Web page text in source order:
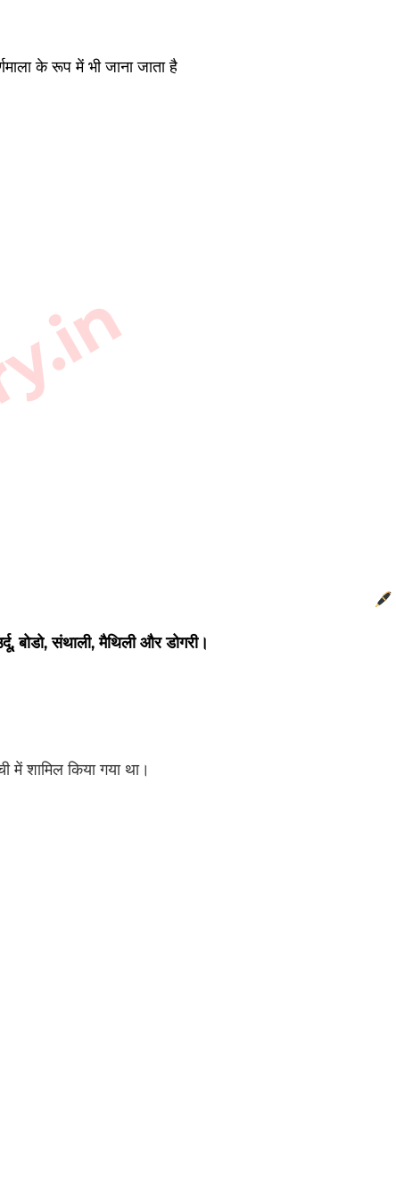
के रूप में भी जाना जाता है
बोडो, संथाली, मैथिली और डोगरी।
शामिल किया गया था।